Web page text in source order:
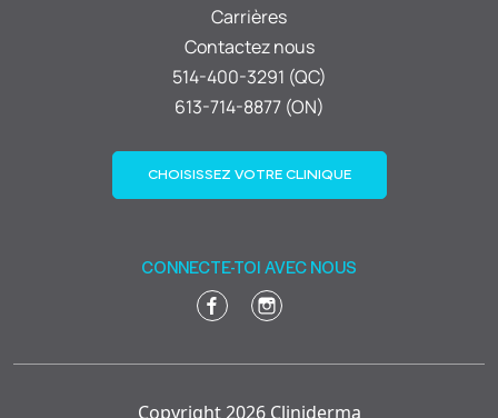
Carrières
Contactez nous
514-400-3291 (QC)
613-714-8877 (ON)
CHOISISSEZ VOTRE CLINIQUE
CONNECTE-TOI AVEC NOUS
Copyright 2026 Cliniderma